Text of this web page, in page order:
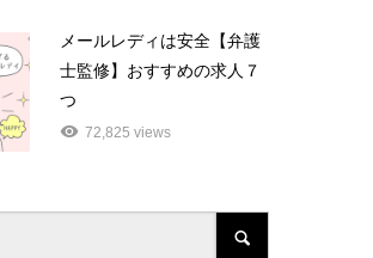
メールレディは安全【弁護
士監修】おすすめの求人７
つ
72,825 views